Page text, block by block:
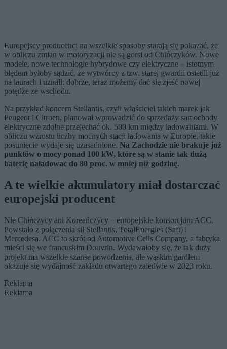
Europejscy producenci na wszelkie sposoby starają się pokazać, że
w obliczu zmian w motoryzacji nie są gorsi od Chińczyków. Nowe
modele, nowe technologie hybrydowe czy elektryczne – istotnym
błędem byłoby sądzić, że wytwórcy z tzw. starej gwardii osiedli już
na laurach i uznali: dobrze, teraz możemy dać się zjeść nowej
potędze ze wschodu.
Na przykład koncern Stellantis, czyli właściciel takich marek jak
Peugeot i Citroen, planował wprowadzić do sprzedaży samochody
elektryczne zdolne przejechać ok. 500 km między ładowaniami. W
obliczu wzrostu liczby mocnych stacji ładowania w Europie, takie
posunięcie wydaje się uzasadnione. Na Zachodzie nie brakuje już
punktów o mocy ponad 100 kW, które są w stanie tak dużą
baterię naładować do 80 proc. w mniej niż godzinę.
A te wielkie akumulatory miał dostarczać
europejski producent
Nie Chińczycy ani Koreańczycy – europejskie konsorcjum ACC.
Powstało z połączenia sił Stellantis, TotalEnergies (Saft) i
Mercedesa. ACC to skrót od Automotive Cells Company, a fabryka
mieści się we francuskim Douvrin. Wydawałoby się, że tak duży
projekt ma wszelkie szanse powodzenia, ale wąskim gardłem
okazuje się wydajność zakładu otwartego zaledwie w 2023 roku.
Reklama
Reklama